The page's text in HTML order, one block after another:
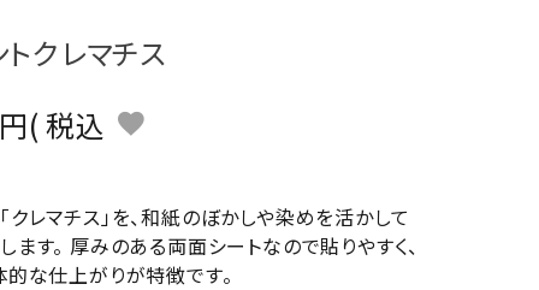
クレマチス
税込
クレマチス」を、和紙のぼかしや染めを活かして
ます。 厚みのある両面シートなので貼りやすく、
的な仕上がりが特徴です。